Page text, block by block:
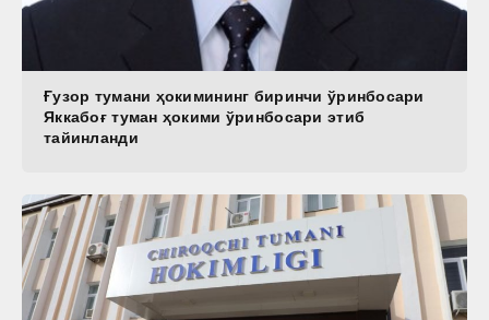
Ғузор тумани ҳокимининг биринчи ўринбосари
Яккабоғ туман ҳокими ўринбосари этиб
тайинланди